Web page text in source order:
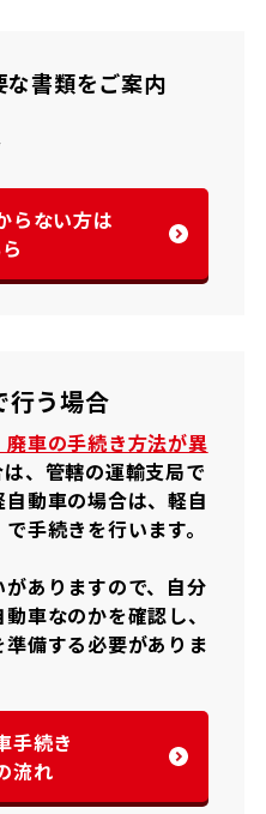
書類をご案内
らない方は
行う場合
車の手続き方法が異
、管轄の運輸支局で
動車の場合は、軽自
手続きを行います。
ありますので、自分
車なのかを確認し、
備する必要がありま
手続き
流れ